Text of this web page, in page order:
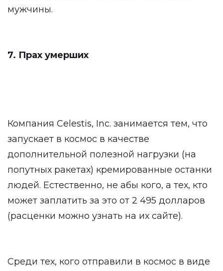
мужчины.
7. Прах умерших
Компания Celestis, Inc. занимается тем, что
запускает в космос в качестве
дополнительной полезной нагрузки (на
попутных ракетах) кремированные останки
людей. Естественно, не абы кого, а тех, кто
может заплатить за это от 2 495 долларов
(расценки можно узнать на их сайте).
Среди тех, кого отправили в космос в виде